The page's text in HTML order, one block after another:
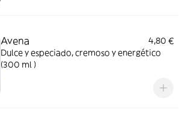
Avena
4,80 €
Dulce y especiado, cremoso y energético
(300 ml )